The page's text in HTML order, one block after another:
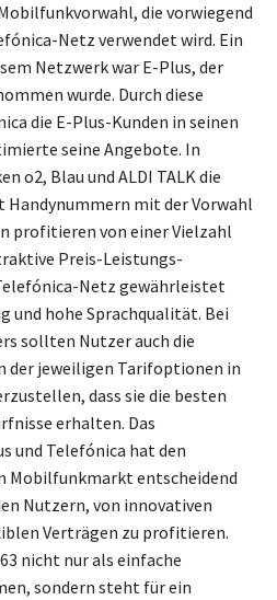
die vorwiegend
Netz verwendet wird. Ein
Netzwerk war E-Plus, der
wurde. Durch diese
die E-Plus-Kunden in seinen
seine Angebote. In
o2, Blau und ALDI TALK die
Handynummern mit der Vorwahl
profitieren von einer Vielzahl
Preis-Leistungs-
Netz gewährleistet
und hohe Sprachqualität. Bei
sollten Nutzer auch die
der jeweiligen Tarifoptionen in
dass sie die besten
erhalten. Das
und Telefónica hat den
Mobilfunkmarkt entscheidend
Nutzern, von innovativen
Verträgen zu profitieren.
nicht nur als einfache
sondern steht für ein